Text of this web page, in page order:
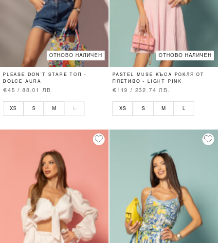
ОТНОВО НАЛИЧЕН
PLEASE DON’T STARE ТОП -
DOLCE AURA
€45 / 88.01 ЛВ.
XS S M L
ОТНОВО НАЛИЧЕН
PASTEL MUSE КЪСА РОКЛЯ ОТ
ПЛЕТИВО - LIGHT PINK
€119 / 232.74 ЛВ.
XS S M